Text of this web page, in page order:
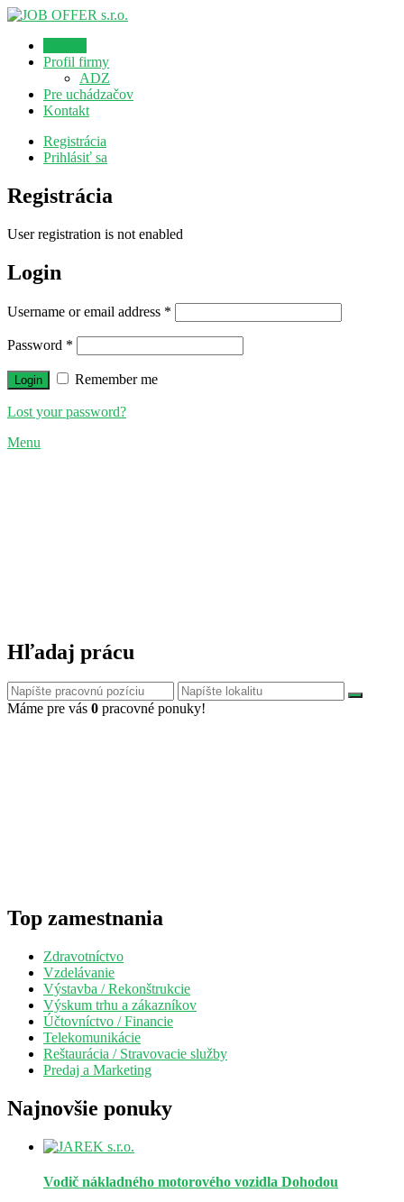
Profil firmy
ADZ
Pre uchádzačov
Kontakt
Registrácia
Prihlásiť sa
Registrácia
User registration is not enabled
Login
Username or email address *
Password *
Remember me
Lost your password?
Menu
Hľadaj prácu
Máme pre vás 0 pracovné ponuky!
Top zamestnania
Zdravotníctvo
Vzdelávanie
Výstavba / Rekonštrukcie
Výskum trhu a zákazníkov
Účtovníctvo / Financie
Telekomunikácie
Reštaurácia / Stravovacie služby
Predaj a Marketing
Najnovšie ponuky
Vodič nákladného motorového vozidla Dohodou